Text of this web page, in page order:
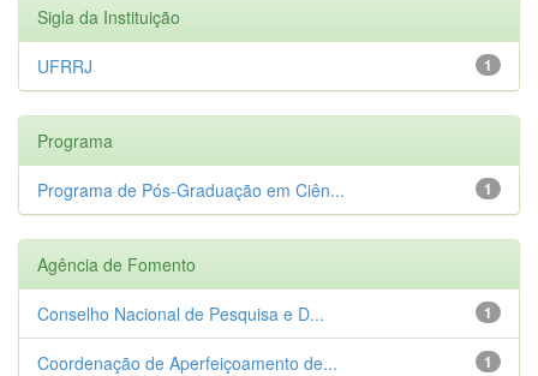
Sigla da Instituição
1
UFRRJ
Programa
1
Programa de Pós-Graduação em Ciên...
Agência de Fomento
1
Conselho Nacional de Pesquisa e D...
1
Coordenação de Aperfeiçoamento de...